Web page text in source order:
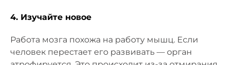
4. Изучайте новое
Работа мозга похожа на работу мышц. Если
человек перестает его развивать — орган